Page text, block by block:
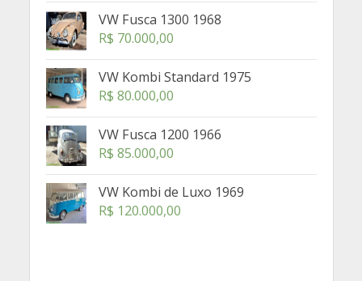
VW Fusca 1300 1968
R$ 70.000,00
VW Kombi Standard 1975
R$ 80.000,00
VW Fusca 1200 1966
R$ 85.000,00
VW Kombi de Luxo 1969
R$ 120.000,00